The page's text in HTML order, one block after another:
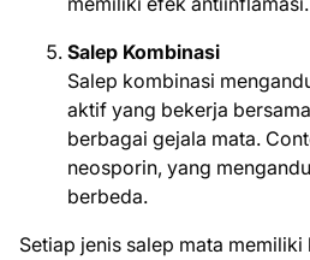
Salep Kombinasi
Salep kombinasi
aktif yang bekerja
berbagai gejala mata.
neosporin, yang
berbeda.
Setiap jenis salep mata